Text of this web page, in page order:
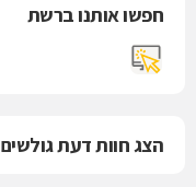
חפשו אותנו ברשת
הצג חוות דעת גולשים